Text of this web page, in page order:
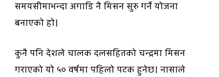
समयसीमाभन्दा अगाडि नै मिसन सुरु गर्ने योजना
बनाएको हो।
कुनै पनि देशले चालक दलसहितको चन्द्रमा मिसन
गराएको यो ५० वर्षमा पहिलो पटक हुनेछ। नासाले